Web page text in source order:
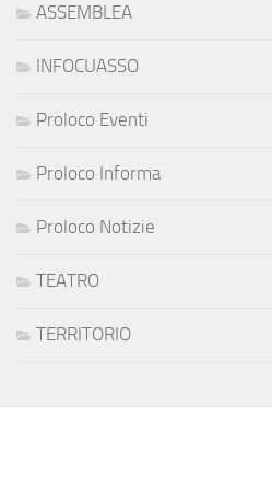
ASSEMBLEA
INFOCUASSO
Proloco Eventi
Proloco Informa
Proloco Notizie
TEATRO
TERRITORIO